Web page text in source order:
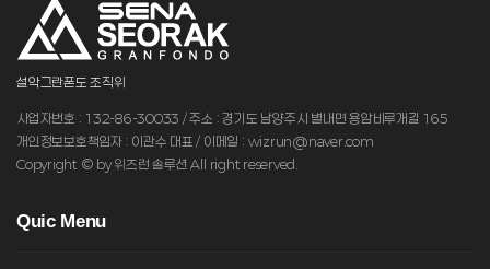
설악그란폰도 조직위
사업자번호 : 132-86-30033 / 주소 : 경기도 남양주시 별내면 용암비루개길 165
개인정보보호책임자 : 이관수 대표 / 이메일 : wizrun@naver.com
Copyright © by 위즈런 솔루션 All right reserved.
Quic Menu